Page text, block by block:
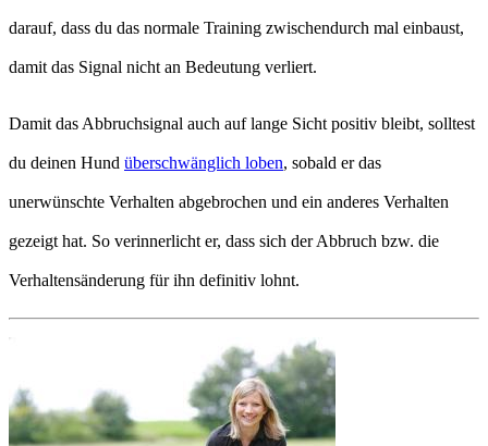
darauf, dass du das normale Training zwischendurch mal einbaust,
damit das Signal nicht an Bedeutung verliert.
Damit das Abbruchsignal auch auf lange Sicht positiv bleibt, solltest
du deinen Hund überschwänglich loben, sobald er das
unerwünschte Verhalten abgebrochen und ein anderes Verhalten
gezeigt hat. So verinnerlicht er, dass sich der Abbruch bzw. die
Verhaltensänderung für ihn definitiv lohnt.